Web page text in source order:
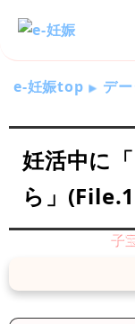
e-妊娠top デ
妊活中に
ら」